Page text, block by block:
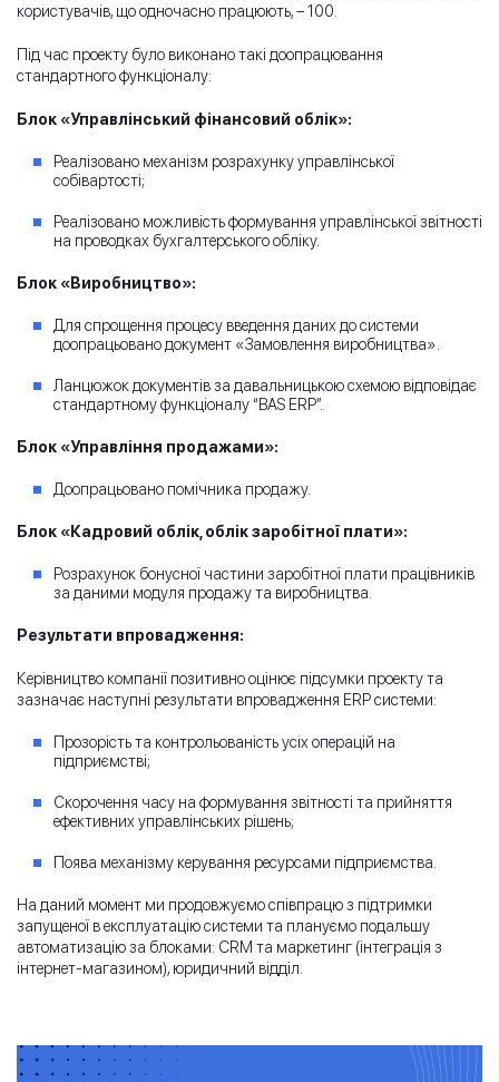
користувачів, що одночасно працюють, – 100.
Під час проекту було виконано такі доопрацювання
стандартного функціоналу:
Блок «Управлінський фінансовий облік»:
Реалізовано механізм розрахунку управлінської
собівартості;
Реалізовано можливість формування управлінської звітності
на проводках бухгалтерського обліку.
Блок «Виробництво»:
Для спрощення процесу введення даних до системи
доопрацьовано документ «Замовлення виробництва».
Ланцюжок документів за давальницькою схемою відповідає
стандартному функціоналу “BAS ERP”.
Блок «Управління продажами»:
Доопрацьовано помічника продажу.
Блок «Кадровий облік, облік заробітної плати»:
Розрахунок бонусної частини заробітної плати працівників
за даними модуля продажу та виробництва.
Результати впровадження:
Керівництво компанії позитивно оцінює підсумки проекту та
зазначає наступні результати впровадження ERP системи:
Прозорість та контрольованість усіх операцій на
підприємстві;
Скорочення часу на формування звітності та прийняття
ефективних управлінських рішень;
Поява механізму керування ресурсами підприємства.
На даний момент ми продовжуємо співпрацю з підтримки
запущеної в експлуатацію системи та плануємо подальшу
автоматизацію за блоками: CRM та маркетинг (інтеграція з
інтернет-магазином), юридичний відділ.